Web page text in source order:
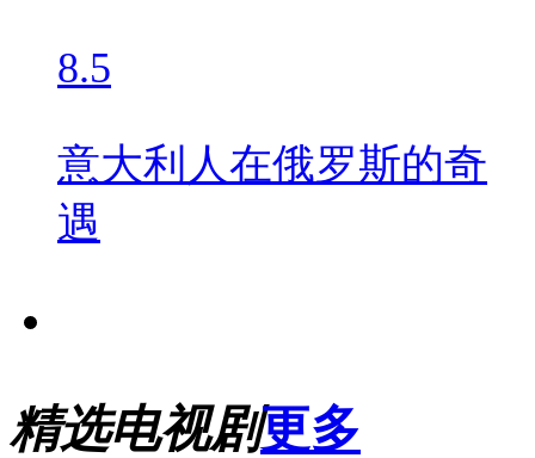
8.5
意大利人在俄罗斯的奇
遇
精选电视剧更多